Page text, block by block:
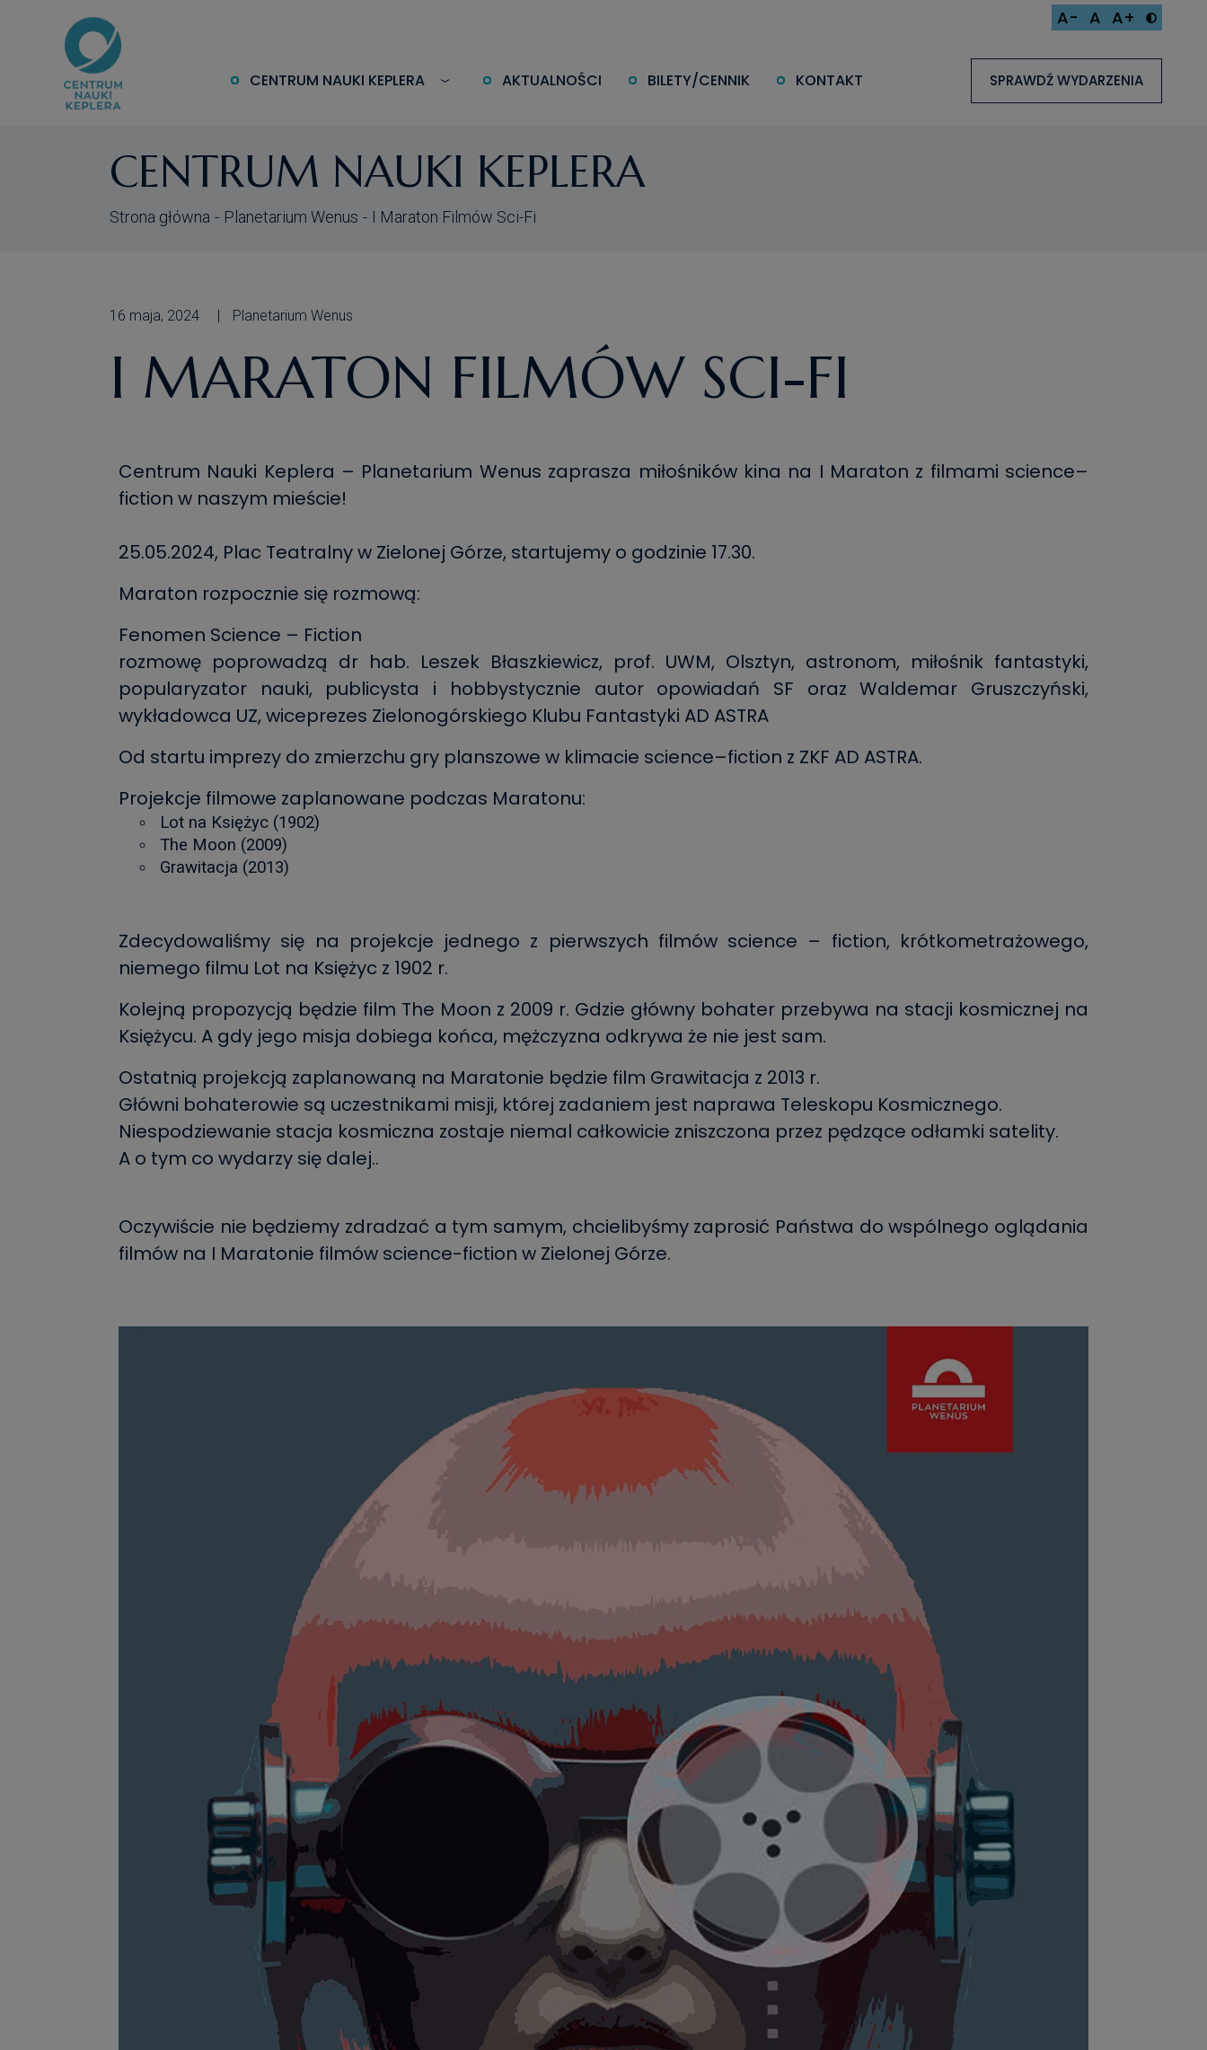
A- A A+
CENTRUM NAUKI KEPLERA AKTUALNOŚCI BILETY/CENNIK KONTAKT SPRAWDŹ WYDARZENIA
CENTRUM NAUKI KEPLERA
Strona główna Planetarium Wenus I Maraton Filmów Sci-Fi
16 maja, 2024 Planetarium Wenus
I MARATON FILMÓW SCI-FI
Centrum Nauki Keplera – Planetarium Wenus zaprasza miłośników kina na I Maraton z filmami science–
fiction w naszym mieście!
25.05.2024, Plac Teatralny w Zielonej Górze, startujemy o godzinie 17.30.
Maraton rozpocznie się rozmową:
Fenomen Science – Fiction
rozmowę poprowadzą dr hab. Leszek Błaszkiewicz, prof. UWM, Olsztyn, astronom, miłośnik fantastyki,
popularyzator nauki, publicysta i hobbystycznie autor opowiadań SF oraz Waldemar Gruszczyński,
wykładowca UZ, wiceprezes Zielonogórskiego Klubu Fantastyki AD ASTRA
Od startu imprezy do zmierzchu gry planszowe w klimacie science–fiction z ZKF AD ASTRA.
Projekcje filmowe zaplanowane podczas Maratonu:
Lot na Księżyc (1902)
The Moon (2009)
Grawitacja (2013)
Zdecydowaliśmy się na projekcje jednego z pierwszych filmów science – fiction, krótkometrażowego,
niemego filmu Lot na Księżyc z 1902 r.
Kolejną propozycją będzie film The Moon z 2009 r. Gdzie główny bohater przebywa na stacji kosmicznej na
Księżycu. A gdy jego misja dobiega końca, mężczyzna odkrywa że nie jest sam.
Ostatnią projekcją zaplanowaną na Maratonie będzie film Grawitacja z 2013 r.
Główni bohaterowie są uczestnikami misji, której zadaniem jest naprawa Teleskopu Kosmicznego.
Niespodziewanie stacja kosmiczna zostaje niemal całkowicie zniszczona przez pędzące odłamki satelity.
A o tym co wydarzy się dalej..
Oczywiście nie będziemy zdradzać a tym samym, chcielibyśmy zaprosić Państwa do wspólnego oglądania
filmów na I Maratonie filmów science-fiction w Zielonej Górze.